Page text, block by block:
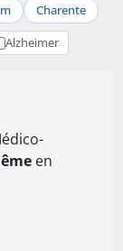
Charente
Alzheimer
en